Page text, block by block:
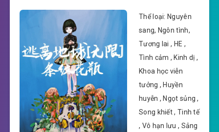
Thể loại: Nguyên
sang, Ngôn tình,
Tương lai , HE ,
Tình cảm , Kinh dị ,
Khoa học viễn
tưởng , Huyền
huyễn , Ngọt sủng ,
Song khiết , Tinh tế
, Vô hạn lưu , Sảng